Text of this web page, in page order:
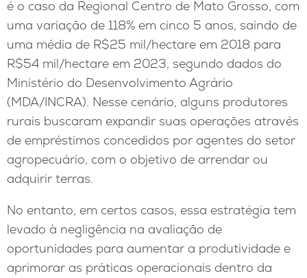
é o caso da Regional Centro de Mato Grosso, com
uma variação de 118% em cinco 5 anos, saindo de
uma média de R$25 mil/hectare em 2018 para
R$54 mil/hectare em 2023, segundo dados do
Ministério do Desenvolvimento Agrário
(MDA/INCRA). Nesse cenário, alguns produtores
rurais buscaram expandir suas operações através
de empréstimos concedidos por agentes do setor
agropecuário, com o objetivo de arrendar ou
adquirir terras.
No entanto, em certos casos, essa estratégia tem
levado à negligência na avaliação de
oportunidades para aumentar a produtividade e
aprimorar as práticas operacionais dentro da